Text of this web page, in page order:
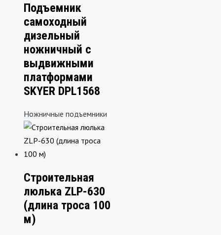
Подъемник
самоходный
дизельный
ножничный с
выдвижными
платформами
SKYER DPL1568
Ножничные подъемники
Строительная
люлька ZLP-630
(длина троса 100
м)